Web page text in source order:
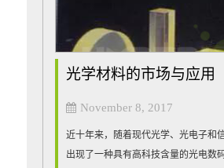
光学材料的市场与应用
November 8, 2017
近十年来，随着现代光学、光电子和
出现了一种具有高科技含量的光电数